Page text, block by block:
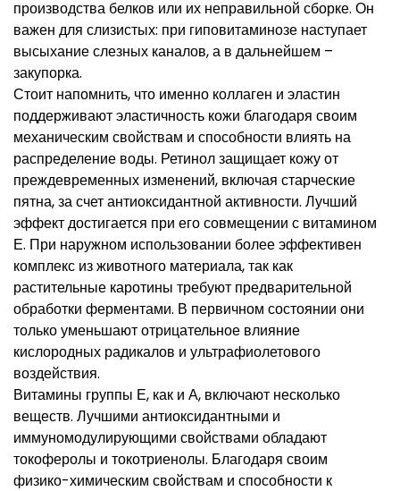
производства белков или их неправильной сборке. Он
важен для слизистых: при гиповитаминозе наступает
высыхание слезных каналов, а в дальнейшем –
закупорка.
Стоит напомнить, что именно коллаген и эластин
поддерживают эластичность кожи благодаря своим
механическим свойствам и способности влиять на
распределение воды. Ретинол защищает кожу от
преждевременных изменений, включая старческие
пятна, за счет антиоксидантной активности. Лучший
эффект достигается при его совмещении с витамином
Е. При наружном использовании более эффективен
комплекс из животного материала, так как
растительные каротины требуют предварительной
обработки ферментами. В первичном состоянии они
только уменьшают отрицательное влияние
кислородных радикалов и ультрафиолетового
воздействия.
Витамины группы Е, как и А, включают несколько
веществ. Лучшими антиоксидантными и
иммуномодулирующими свойствами обладают
токоферолы и токотриенолы. Благодаря своим
физико-химическим свойствам и способности к